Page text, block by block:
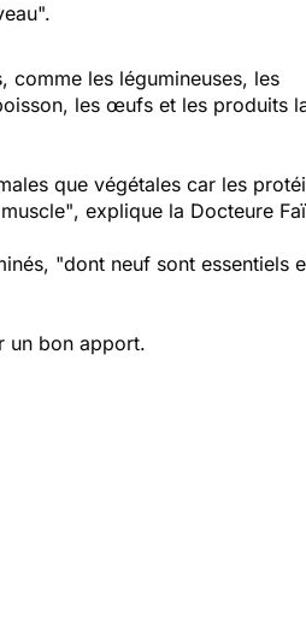
comme les légumineuses, les
les œufs et les produits
que végétales car les
, explique la Docteure
"dont neuf sont essentiels
un bon apport.